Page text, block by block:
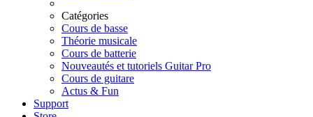
Catégories
Cours de basse
Théorie musicale
Cours de batterie
Nouveautés et tutoriels Guitar Pro
Cours de guitare
Actus & Fun
Support